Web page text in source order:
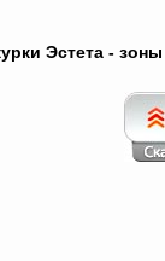
Эстета -